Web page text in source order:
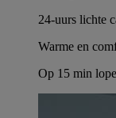
24-uurs lichte
Warme en
Op 15 min